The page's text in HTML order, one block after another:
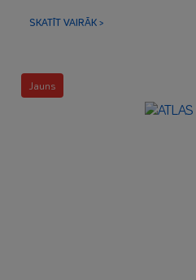
SKATĪT VAIRĀK >
Jauns